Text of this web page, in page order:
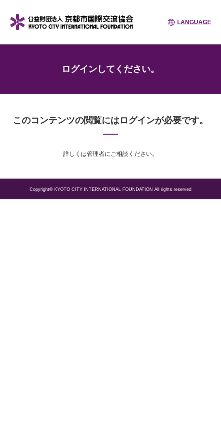
LANGUAGE
ログインしてください。
このコンテンツの閲覧にはログインが必要です。
詳しくは管理者にご相談ください。
Copyright© KYOTO CITY INTERNATIONAL FOUNDATION All rights reserved